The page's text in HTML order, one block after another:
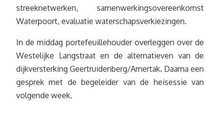
streeknetwerken, samenwerkingsovereenkomst
Waterpoort, evaluatie waterschapsverkiezingen.
In de middag portefeuillehouder overleggen over de
Westelijke Langstraat en de alternatieven van de
dijkversterking Geertruidenberg/Amertak. Daarna een
gesprek met de begeleider van de heisessie van
volgende week.